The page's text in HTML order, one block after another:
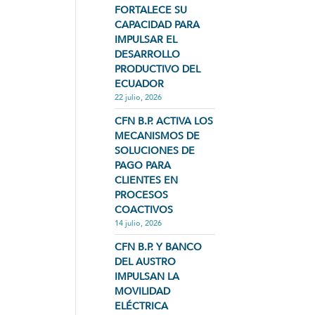
FORTALECE SU
CAPACIDAD PARA
IMPULSAR EL
DESARROLLO
PRODUCTIVO DEL
ECUADOR
22 julio, 2026
CFN B.P. ACTIVA LOS
MECANISMOS DE
SOLUCIONES DE
PAGO PARA
CLIENTES EN
PROCESOS
COACTIVOS
14 julio, 2026
CFN B.P. Y BANCO
DEL AUSTRO
IMPULSAN LA
MOVILIDAD
ELÉCTRICA